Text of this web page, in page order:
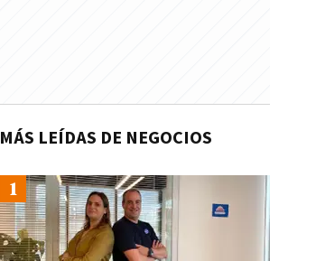
MÁS LEÍDAS DE NEGOCIOS